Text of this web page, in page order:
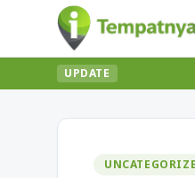
UPDATE